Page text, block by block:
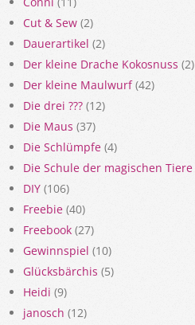
Cut & Sew (2)
Dauerartikel (2)
Der kleine Drache Kokosnuss (2)
Der kleine Maulwurf(42)
Die drei ??? (12)
Die Maus (37)
Die Schlümpfe (4)
Die Schule der magischen Tiere
DIY (106)
Freebie (40)
Freebook (27)
Gewinnspiel (10)
Glücksbärchis (5)
Heidi (9)
janosch (12)